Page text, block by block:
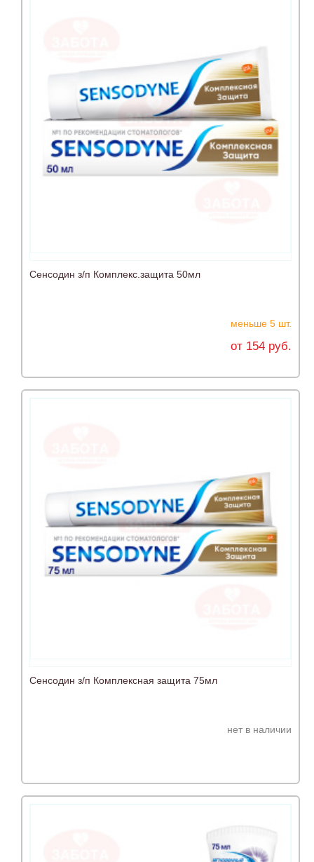
Сенсодин з/п Комплекс.защита 50мл
меньше 5 шт.
от 154 руб.
Сенсодин з/п Комплексная защита 75мл
нет в наличии